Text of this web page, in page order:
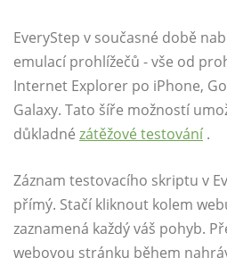
EveryStep v současné době
emulací prohlížečů - vše od
Internet Explorer po iPhone,
Galaxy. Tato šíře možností
důkladné zátěžové testování.
Záznam testovacího skriptu v
přímý. Stačí kliknout kolem
zaznamená každý váš pohyb.
webovou stránku během